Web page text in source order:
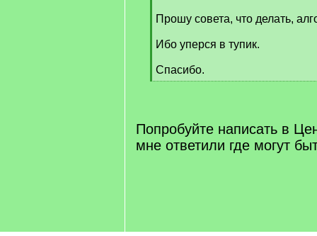
Прошу совета, что делать,
Ибо уперся в тупик.
Спасибо.
[
Попробуйте написать в
мне ответили где могут